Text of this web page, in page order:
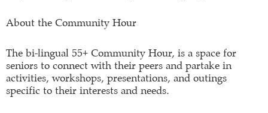
About the Community Hour
The bi-lingual 55+ Community Hour, is a space for
seniors to connect with their peers and partake in
activities, workshops, presentations, and outings
specific to their interests and needs.